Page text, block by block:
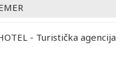
- Turistička agencija